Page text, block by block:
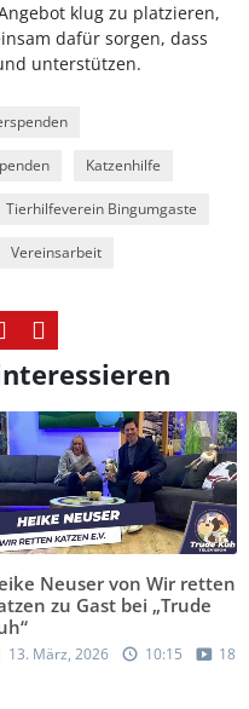
klug zu platzieren,
dafür sorgen, dass
unterstützen.
Katzenhilfe
Tierhilfeverein Bingumgaste
Vereinsarbeit
Neuser von Wir retten
zu Gast bei „Trude
13. März, 2026 10:15